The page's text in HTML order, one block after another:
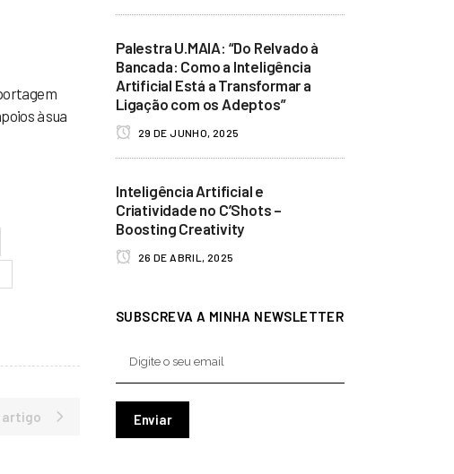
à sua
artigo
Palestra U.MAIA: “Do Relvado à
Bancada: Como a Inteligência
Artificial Está a Transformar a
Ligação com os Adeptos”
29 DE JUNHO, 2025
Inteligência Artificial e
Criatividade no C’Shots –
Boosting Creativity
26 DE ABRIL, 2025
SUBSCREVA A MINHA NEWSLETTER